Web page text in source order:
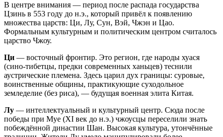
В центре внимания — период после распада государства
Цзинь в 553 году до н.э., который привёл к появлению
множества царств: Ци, Лу, Сун, Вэй, Чжэн и Цао.
Формальным культурным и политическим центром считалось
царство Чжоу.
Ци — восточный фронтир. Это регион, где народы хуася
(сино-тибетцы, предки современных ханьцев) теснили
аустрические племена. Здесь царил дух границы: суровые,
воинственные общины, практикующие суходольное
земледелие (без риса), — будущая военная элита Китая.
Лу — интеллектуальный и культурный центр. Сюда после
победы при Муе (XI век до н.э.) чжоусцы переселили знать
побеждённой династии Шан. Высокая культура, утончённые